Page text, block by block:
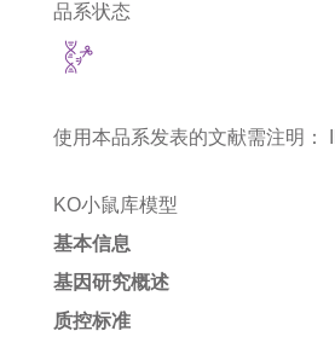
品系状态
使用本品系发表的文献需注明：
KO小鼠库模型
基本信息
基因研究概述
质控标准